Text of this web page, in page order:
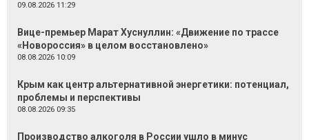
09.08.2026 11:29
Вице-премьер Марат Хуснуллин: «Движение по трассе
«Новороссия» в целом восстановлено»
08.08.2026 10:09
Крым как центр альтернативной энергетики: потенциал,
проблемы и перспективы
08.08.2026 09:35
Производство алкоголя в России ушло в минус